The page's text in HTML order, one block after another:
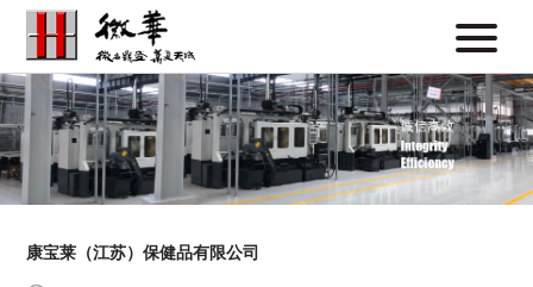
康宝莱（江苏）保健品有限公司